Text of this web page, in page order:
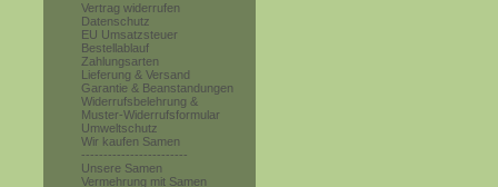
Vertrag widerrufen
Datenschutz
EU Umsatzsteuer
Bestellablauf
Zahlungsarten
Lieferung & Versand
Garantie & Beanstandungen
Widerrufsbelehrung &
Muster-Widerrufsformular
Umweltschutz
Wir kaufen Samen
------------------------
Unsere Samen
Vermehrung mit Samen